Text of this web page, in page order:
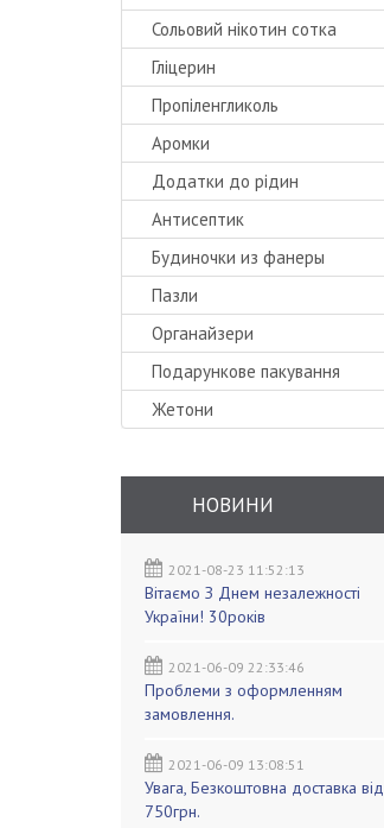
Сольовий нікотин сотка
Гліцерин
Пропіленгликоль
Аромки
Додатки до рідин
Антисептик
Будиночки из фанеры
Пазли
Органайзери
Подарункове пакування
Жетони
НОВИНИ
2021-08-23 11:52:13
Вітаємо З Днем незалежності
України! 30років
2021-06-09 22:33:46
Проблеми з оформленням
замовлення.
2021-06-09 13:08:51
Увага, Безкоштовна доставка від
750грн.